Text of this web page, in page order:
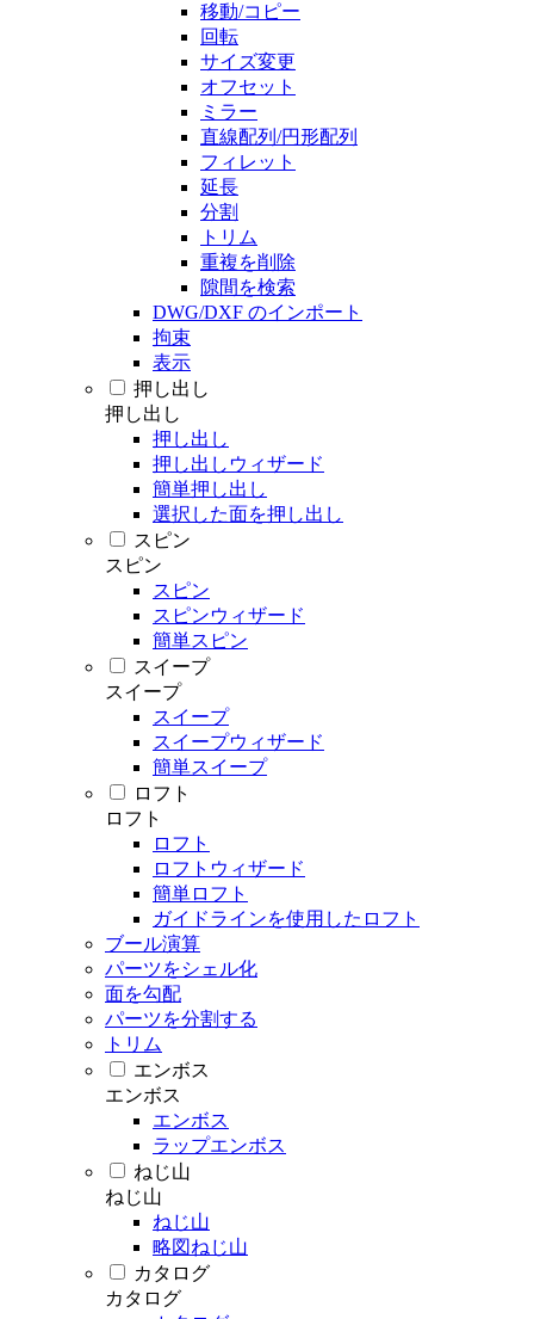
移動/コピー
回転
サイズ変更
オフセット
ミラー
直線配列/円形配列
フィレット
延長
分割
トリム
重複を削除
隙間を検索
DWG/DXF のインポート
拘束
表示
押し出し
押し出し
押し出し
押し出しウィザード
簡単押し出し
選択した面を押し出し
スピン
スピン
スピン
スピンウィザード
簡単スピン
スイープ
スイープ
スイープ
スイープウィザード
簡単スイープ
ロフト
ロフト
ロフト
ロフトウィザード
簡単ロフト
ガイドラインを使用したロフト
ブール演算
パーツをシェル化
面を勾配
パーツを分割する
トリム
エンボス
エンボス
エンボス
ラップエンボス
ねじ山
ねじ山
ねじ山
略図ねじ山
カタログ
カタログ